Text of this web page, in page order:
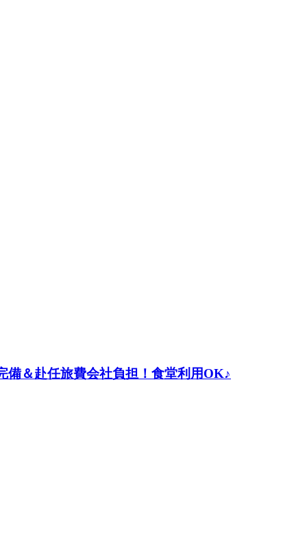
＆赴任旅費会社負担！食堂利用OK♪